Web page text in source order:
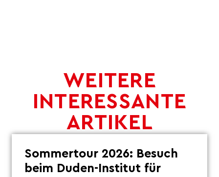
WEITERE
INTERESSANTE
ARTIKEL
Sommertour 2026: Besuch
beim Duden-Institut für